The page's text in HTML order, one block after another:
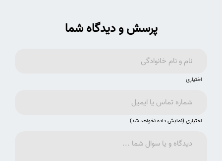
پرسش و دیدگاه شما
اختیاری
اختیاری (نمایش داده نخواهد شد)